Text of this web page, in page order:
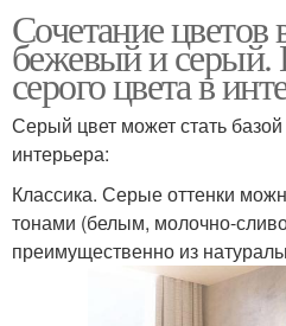
Сочетание цветов
бежевый и серый.
серого цвета в
Серый цвет может стать
интерьера:
Классика. Серые оттенки
тонами (белым, молочно-
преимущественно из